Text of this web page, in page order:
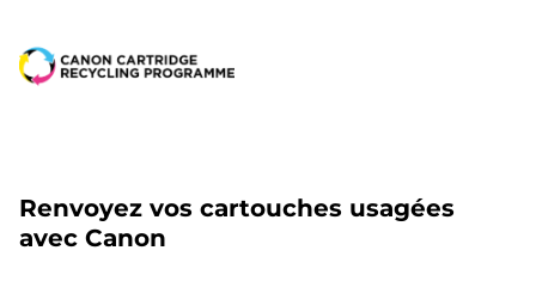
Renvoyez vos cartouches usagées
avec Canon